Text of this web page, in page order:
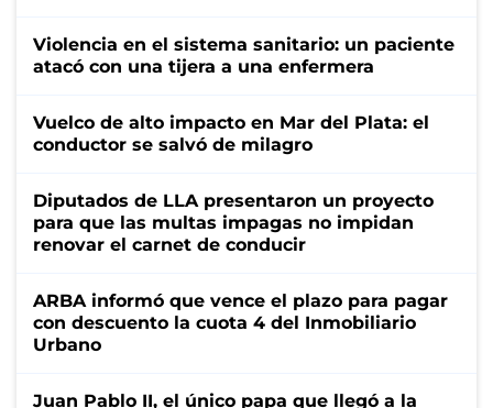
Violencia en el sistema sanitario: un paciente
atacó con una tijera a una enfermera
Vuelco de alto impacto en Mar del Plata: el
conductor se salvó de milagro
Diputados de LLA presentaron un proyecto
para que las multas impagas no impidan
renovar el carnet de conducir
ARBA informó que vence el plazo para pagar
con descuento la cuota 4 del Inmobiliario
Urbano
Juan Pablo II, el único papa que llegó a la